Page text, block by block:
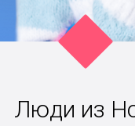
Люди из